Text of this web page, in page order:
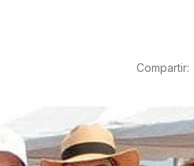
Compartir: